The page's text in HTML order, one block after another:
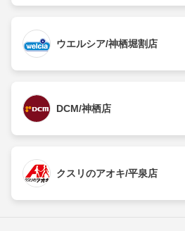
ウエルシア/神栖堀割店
DCM/神栖店
クスリのアオキ/平泉店